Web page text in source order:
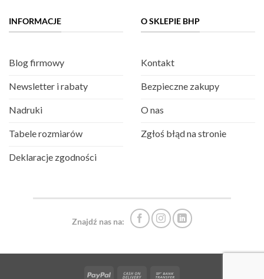
INFORMACJE
Blog firmowy
Newsletter i rabaty
Nadruki
Tabele rozmiarów
Deklaracje zgodności
O SKLEPIE BHP
Kontakt
Bezpieczne zakupy
O nas
Zgłoś błąd na stronie
Znajdź nas na:
PayPal Cash